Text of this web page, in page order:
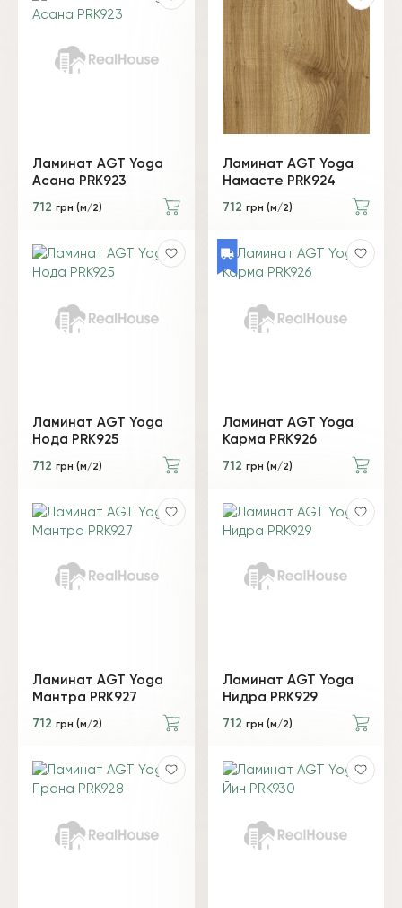
Ламинат AGT Yoga
Асана PRK923
712 грн (м/2)
Ламинат AGT Yoga
Намасте PRK924
712 грн (м/2)
Ламинат AGT Yoga
Нода PRK925
712 грн (м/2)
Ламинат AGT Yoga
Карма PRK926
712 грн (м/2)
Ламинат AGT Yoga
Мантра PRK927
712 грн (м/2)
Ламинат AGT Yoga
Нидра PRK929
712 грн (м/2)